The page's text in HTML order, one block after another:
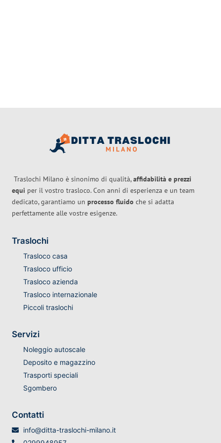
Traslochi Milano è sinonimo di qualità,affidabilità e prezzi
equi per il vostro trasloco. Con anni di esperienza e un team
dedicato, garantiamo un processo fluido che si adatta
perfettamente alle vostre esigenze.
Traslochi
Trasloco casa
Trasloco ufficio
Trasloco azienda
Trasloco internazionale
Piccoli traslochi
Servizi
Noleggio autoscale
Deposito e magazzino
Trasporti speciali
Sgombero
Contatti
info@ditta-traslochi-milano.it